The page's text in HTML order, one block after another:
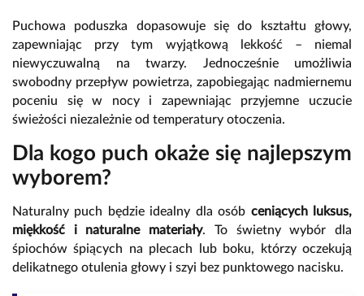
Puchowa poduszka dopasowuje się do kształtu głowy,
zapewniając przy tym wyjątkową lekkość – niemal
niewyczuwalną na twarzy. Jednocześnie umożliwia
swobodny przepływ powietrza, zapobiegając nadmiernemu
poceniu się w nocy i zapewniając przyjemne uczucie
świeżości niezależnie od temperatury otoczenia.
Dla kogo puch okaże się najlepszym
wyborem?
Naturalny puch będzie idealny dla osób ceniących luksus,
miękkość i naturalne materiały. To świetny wybór dla
śpiochów śpiących na plecach lub boku, którzy oczekują
delikatnego otulenia głowy i szyi bez punktowego nacisku.